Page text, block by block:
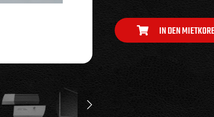
IN DEN